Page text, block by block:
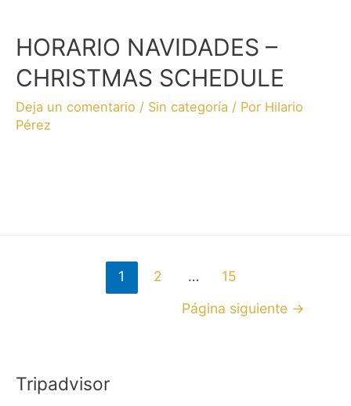
HORARIO NAVIDADES –
CHRISTMAS SCHEDULE
Deja un comentario / Sin categoría / Por Hilario
Pérez
1 2 …
15
Página siguiente →
Tripadvisor